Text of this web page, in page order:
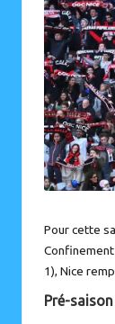
Pour cette
1), Nice
Pré-saison